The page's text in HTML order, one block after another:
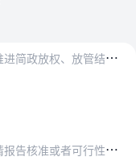
清
理规范投资项目报建审批事项，既是推进简政放权、放管结合、优化服务改革的重要内容，也是打通投资项目开工前“最后一公里”、降低制度性交易成本、激发社会投资活力的重…
投
资项目报建审批事项，是投资项目申请报告核准或者可行性研究报告批复之后、开工建设之前，由相关部门和单位依据法律法规向项目单位作出的行政审批事项。此次纳入清理规范…